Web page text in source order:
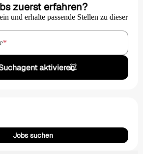
zuerst erfahren?
und erhalte passende Stellen zu dieser
*
aktivieren
Jobs suchen